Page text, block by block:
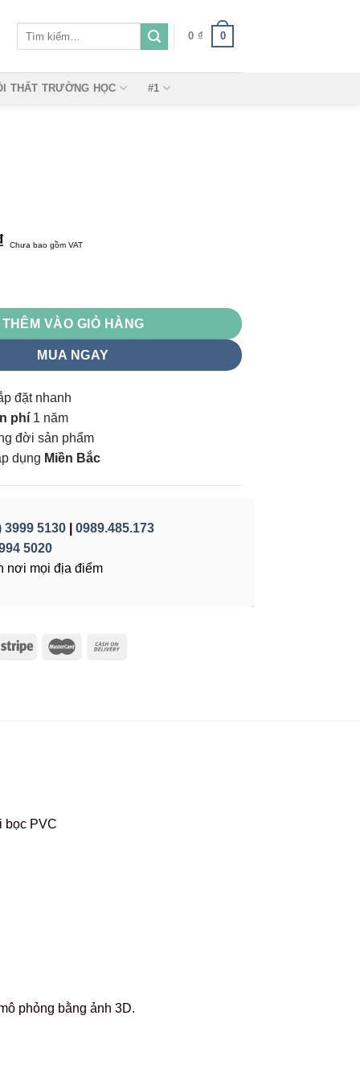
0 ₫ 0
THẤT TRƯỜNG HỌC #1
Chưa bao gồm VAT
THÊM VÀO GIỎ HÀNG
MUA NGAY
đặt nhanh
phí 1 năm
đời sản phẩm
dụng Miền Bắc
3999 5130
0989.485.173
5020
nơi mọi địa điểm
bọc PVC
phỏng bằng ảnh 3D.